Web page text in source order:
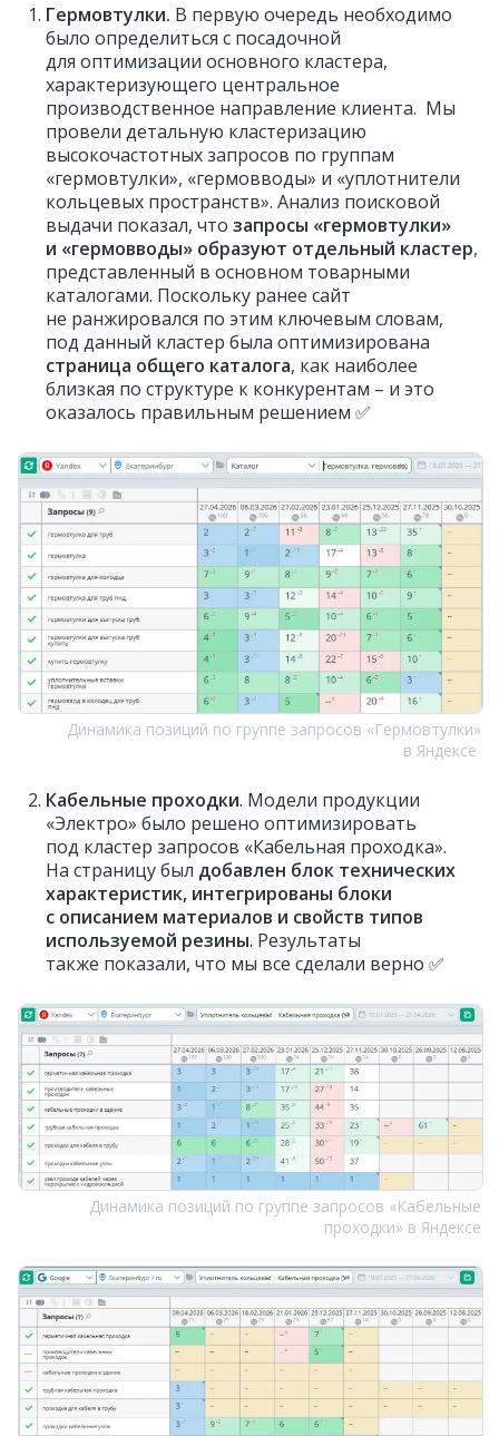
Гермовтулки. В первую очередь необходимо
было определиться с посадочной
для оптимизации основного кластера,
характеризующего центральное
производственное направление клиента. Мы
провели детальную кластеризацию
высокочастотных запросов по группам
«гермовтулки», «гермовводы» и «уплотнители
кольцевых пространств». Анализ поисковой
выдачи показал, что запросы «гермовтулки»
и «гермовводы» образуют отдельный кластер,
представленный в основном товарными
каталогами. Поскольку ранее сайт
не ранжировался по этим ключевым словам,
под данный кластер была оптимизирована
страница общего каталога, как наиболее
близкая по структуре к конкурентам – и это
оказалось правильным решением ✅
Динамика позиций по группе запросов «Гермовтулки»
в Яндексе
Кабельные проходки. Модели продукции
«Электро» было решено оптимизировать
под кластер запросов «Кабельная проходка».
На страницу был добавлен блок технических
характеристик, интегрированы блоки
с описанием материалов и свойств типов
используемой резины. Результаты
также показали, что мы все сделали верно ✅
Динамика позиций по группе запросов «Кабельные
проходки» в Яндексе